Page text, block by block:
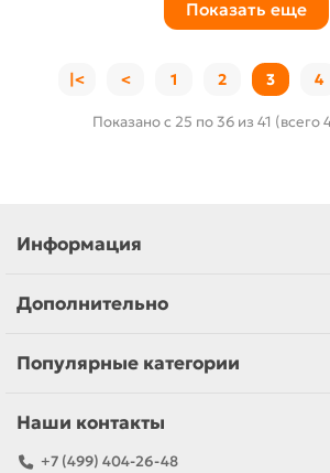
Показать еще
|< < 1 2 3 4
Показано с 25 по 36 из 41 (всего
Информация
Дополнительно
Популярные категории
Наши контакты
+7 (499) 404-26-48